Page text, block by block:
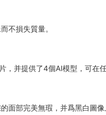
不損失質量。
并提供了4個AI模型，可在
面部完美無瑕，并爲黑白圖